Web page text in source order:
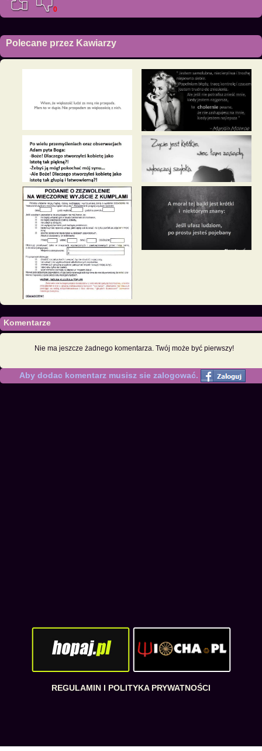
0
Polecane przez Kawiarzy
Komentarze
Nie ma jeszcze żadnego komentarza. Twój może być pierwszy!
Aby dodac komentarz musisz sie zalogować.
REGULAMIN I POLITYKA PRYWATNOŚCI